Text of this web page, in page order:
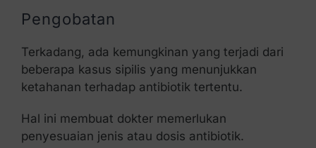
Pengobatan
Terkadang, ada kemungkinan yang terjadi dari
beberapa kasus sipilis yang menunjukkan
ketahanan terhadap antibiotik tertentu.
Hal ini membuat dokter memerlukan
penyesuaian jenis atau dosis antibiotik.